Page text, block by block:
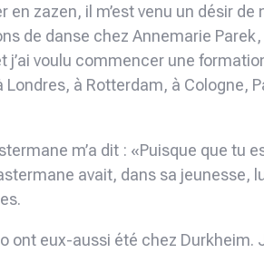
en zazen, il m’est venu un désir
de danse chez Annemarie Parek,
j’ai voulu commencer une
Londres, à Rotterdam, à Cologne,
m’a dit : «Puisque que tu
avait, dans sa jeunesse,
ont eux-aussi été chez Durkheim.